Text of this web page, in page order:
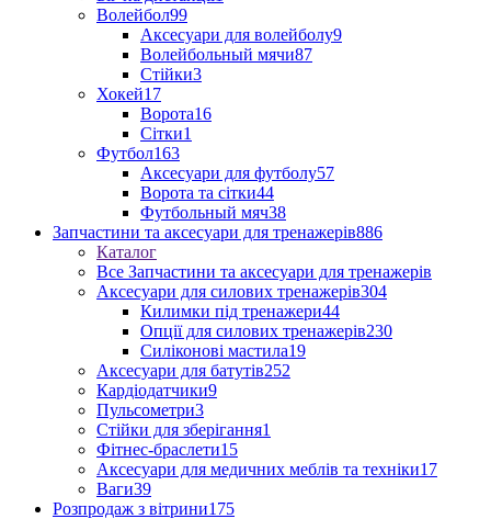
Волейбол99
Аксесуари для волейболу9
Волейбольный мячи87
Стійки3
Хокей17
Ворота16
Сітки1
Футбол163
Аксесуари для футболу57
Ворота та сітки44
Футбольный мяч38
Запчастини та аксесуари для тренажерів886
Каталог
Все Запчастини та аксесуари для тренажерів
Аксесуари для силових тренажерів304
Килимки під тренажери44
Опції для силових тренажерів230
Силіконові мастила19
Аксесуари для батутів252
Кардіодатчики9
Пульсометри3
Стійки для зберігання1
Фітнес-браслети15
Аксесуари для медичних меблів та техніки17
Ваги39
Розпродаж з вітрини175